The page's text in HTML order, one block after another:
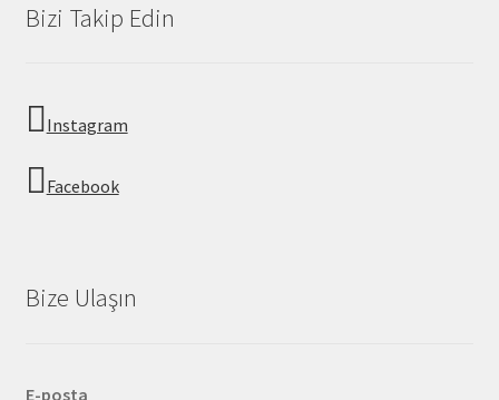
Bizi Takip Edin
Instagram
Facebook
Bize Ulaşın
E-posta